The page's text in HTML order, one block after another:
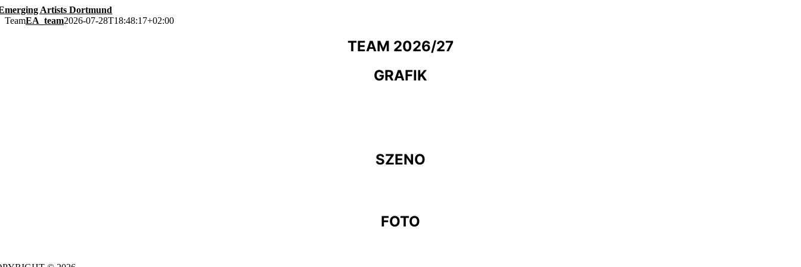
Skip
to
TeamEA_team2026-07-28T18:48:17+02:00
TEAM 2026/27
GRAFIK
SZENO
FOTO